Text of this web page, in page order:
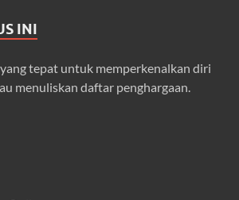
INI
tepat untuk memperkenalkan diri
menuliskan daftar penghargaan.